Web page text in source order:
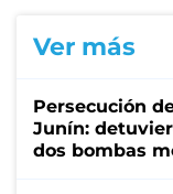
Ver más
Persecución
Junín:
dos bombas